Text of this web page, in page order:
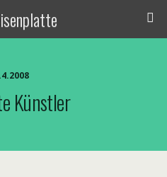
Künstler